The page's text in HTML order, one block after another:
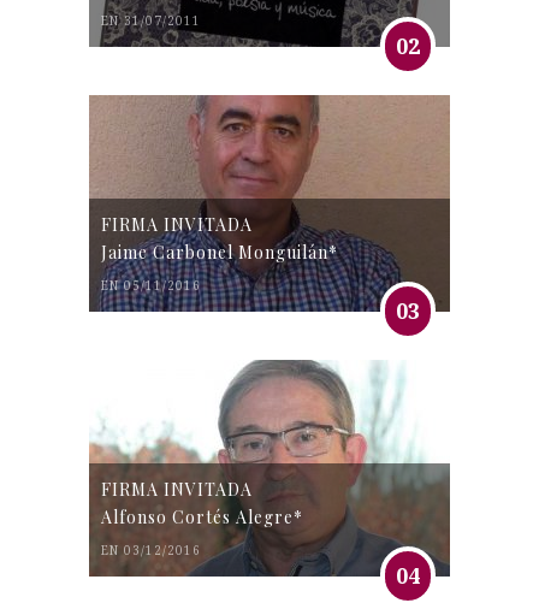
EN 31/07/2011
02
FIRMA INVITADA
Jaime Carbonel Monguilán*
EN 05/11/2016
03
FIRMA INVITADA
Alfonso Cortés Alegre*
EN 03/12/2016
04